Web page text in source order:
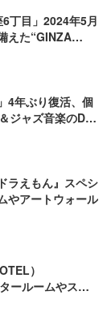
6丁目」2024年5月
えた“GINZA
4年ぶり復活、個
ジャズ音楽のDJ
ラえもん』スペシ
やアートウォール
）
ールームやスパ